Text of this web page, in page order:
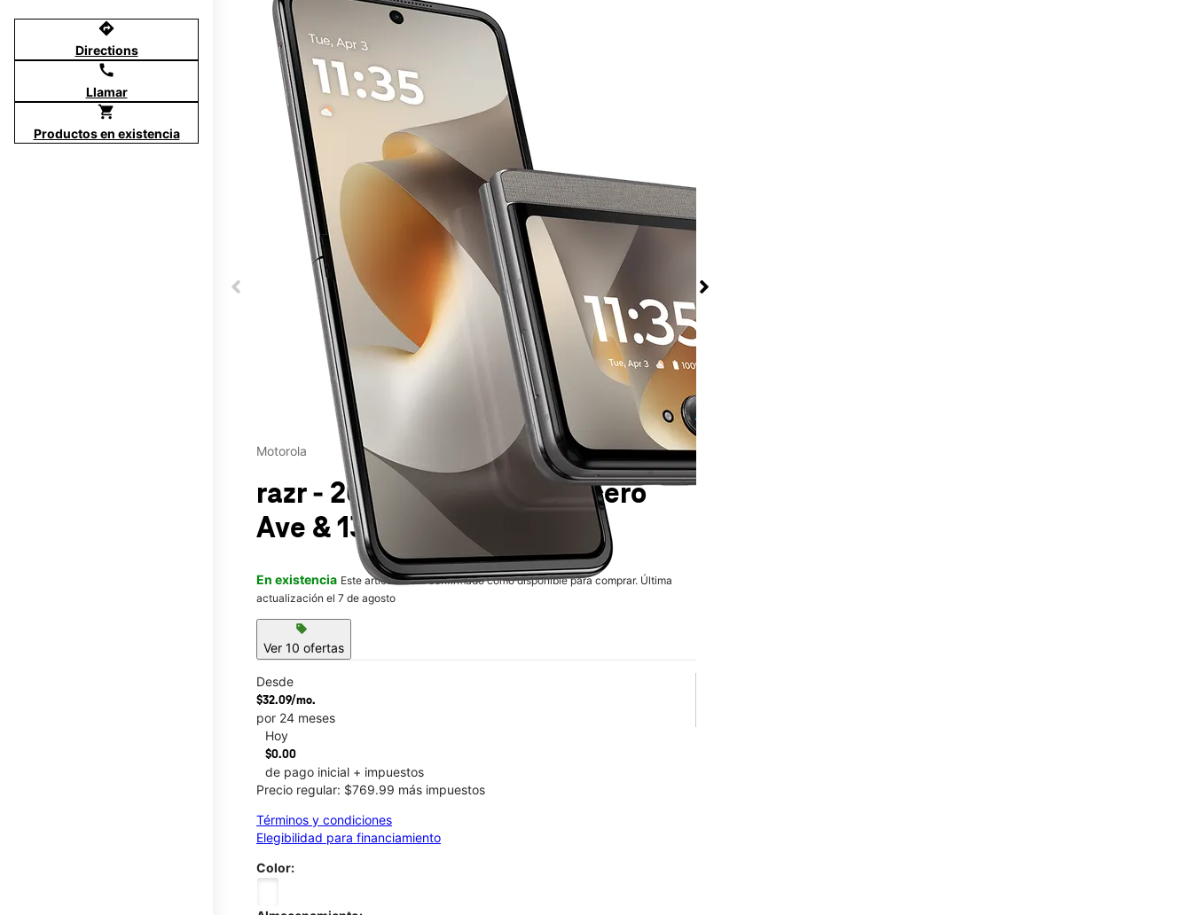
directions
Directions
call
Llamar
shopping_cart
Productos en existencia
This carousel contains a column of small thumbnails. Selecting a thumbnail will change the main image in the carousel that follows. Use the Previous and Next
Motorola
razr - 2026 en T-Mobile
Cicero
Ave & 136th St
En existencia Este artículo está confirmado como disponible para comprar. Última
actualización el 7 de agosto
sell
Ver 10 ofertas
Desde
$32.09/mo.
por 24 meses
Hoy
$0.00
de pago inicial + impuestos
Precio regular: $769.99 más impuestos
Términos y condiciones
Elegibilidad para financiamiento
Color: